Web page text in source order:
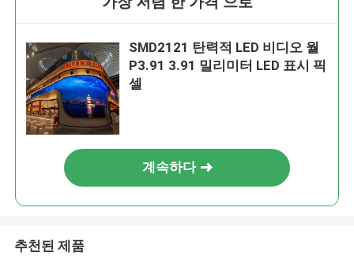
SMD2121 탄력적 LED 비디오 월
P3.91 3.91 밀리미터 LED 표시 픽
셀
계속하다
추천된 제품